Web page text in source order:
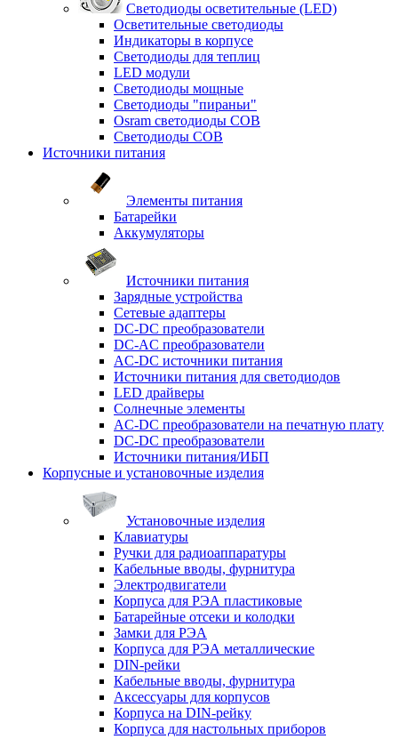
Светодиоды осветительные (LED)
Осветительные светодиоды
Индикаторы в корпусе
Светодиоды для теплиц
LED модули
Светодиоды мощные
Светодиоды "пираньи"
Osram светодиоды COB
Светодиоды COB
Источники питания
Элементы питания
Батарейки
Аккумуляторы
Источники питания
Зарядные устройства
Сетевые адаптеры
DC-DC преобразователи
DC-AC преобразователи
AC-DC источники питания
Источники питания для светодиодов
LED драйверы
Солнечные элементы
AC-DC преобразователи на печатную плату
DC-DC преобразователи
Источники питания/ИБП
Корпусные и установочные изделия
Установочные изделия
Клавиатуры
Ручки для радиоаппаратуры
Кабельные вводы, фурнитура
Электродвигатели
Корпуса для РЭА пластиковые
Батарейные отсеки и колодки
Замки для РЭА
Корпуса для РЭА металлические
DIN-рейки
Кабельные вводы, фурнитура
Аксессуары для корпусов
Корпуса на DIN-рейку
Корпуса для настольных приборов